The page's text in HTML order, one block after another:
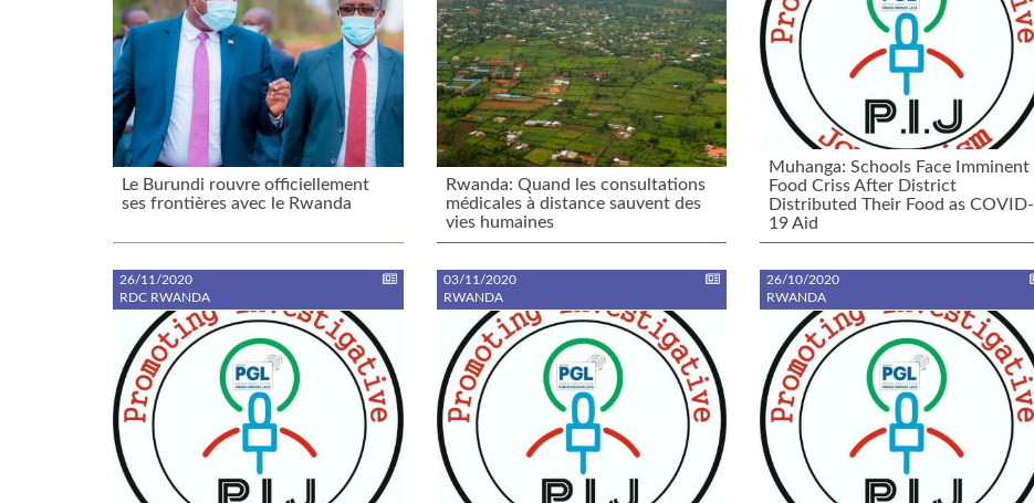
Le Burundi rouvre officiellement
ses frontières avec le Rwanda
Rwanda: Quand les consultations
médicales à distance sauvent des
vies humaines
Muhanga: Schools Face Imminent
Food Criss After District
Distributed Their Food as COVID-
19 Aid
26/11/2020
RDC RWANDA
03/11/2020
RWANDA
26/10/2020
RWANDA